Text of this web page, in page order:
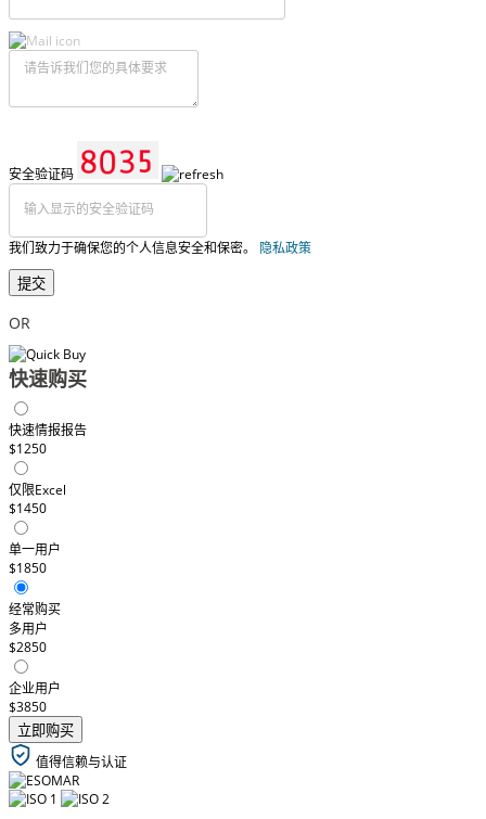
安全验证码
我们致力于确保您的个人信息安全和保密。 隐私政策
提交
OR
快速购买
快速情报报告
$1250
仅限Excel
$1450
单一用户
$1850
经常购买
多用户
$2850
企业用户
$3850
立即购买
值得信赖与认证